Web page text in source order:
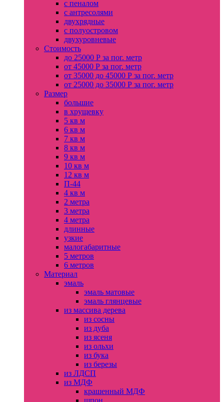
с пеналом
с антресолями
двухрядные
с полуостровом
двухуровневые
Стоимость
до 25000 Р за пог. метр
от 45000 Р за пог. метр
от 35000 до 45000 Р за пог. метр
от 25000 до 35000 Р за пог. метр
Размер
большие
в хрущевку
5 кв м
6 кв м
7 кв м
8 кв м
9 кв м
10 кв м
12 кв м
П-44
4 кв м
2 метра
3 метра
4 метра
длинные
узкие
малогабаритные
5 метров
6 метров
Материал
эмаль
эмаль матовые
эмаль глянцевые
из массива дерева
из сосны
из дуба
из ясеня
из ольхи
из бука
из березы
из ЛДСП
из МДФ
крашенный МДФ
шпон